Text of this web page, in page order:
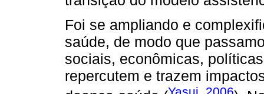
Foi se ampliando e
saúde, de modo que
sociais, econômicas,
repercutem e trazem